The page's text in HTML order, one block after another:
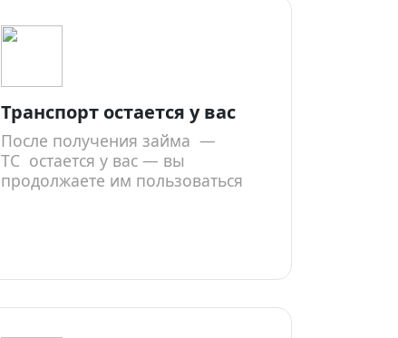
Транспорт остается у вас
После получения займа —
ТС остается у вас — вы
продолжаете им пользоваться